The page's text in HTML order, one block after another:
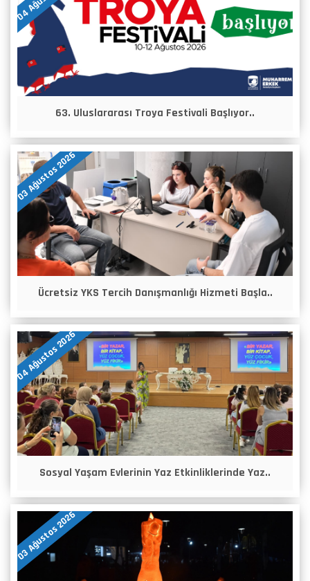
63. Uluslararası Troya Festivali Başlıyor..
03 Ağustos 2026
Ücretsiz YKS Tercih Danışmanlığı Hizmeti Başla..
04 Ağustos 2026
Sosyal Yaşam Evlerinin Yaz Etkinliklerinde Yaz..
03 Ağustos 2026